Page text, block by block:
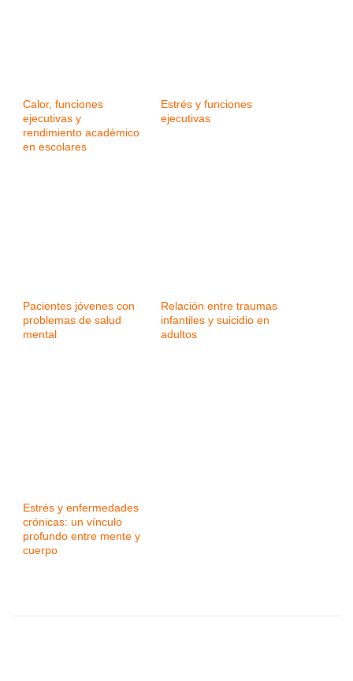
Calor, funciones
ejecutivas y
rendimiento académico
en escolares
Estrés y funciones
ejecutivas
Pacientes jóvenes con
problemas de salud
mental
Relación entre traumas
infantiles y suicidio en
adultos
Estrés y enfermedades
crónicas: un vínculo
profundo entre mente y
cuerpo